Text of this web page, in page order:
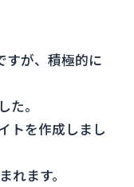
すが、積極的に
。
トを作成しまし
れます。